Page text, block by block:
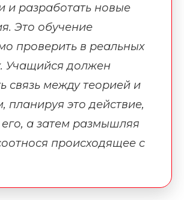
и разработать новые
Это обучение
проверить в реальных
Учащийся должен
связь между теорией и
планируя это действие,
а затем размышляя
происходящее с